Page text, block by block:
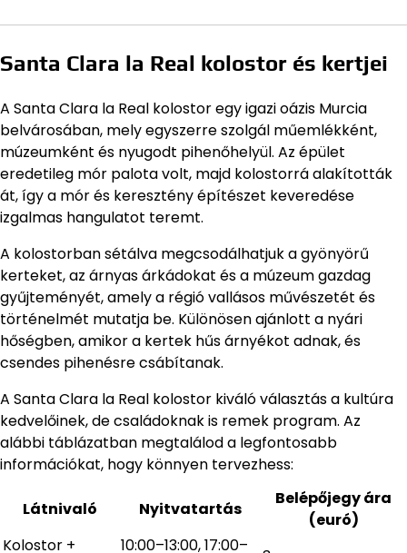
Santa Clara la Real kolostor és kertjei
A Santa Clara la Real kolostor egy igazi oázis Murcia
belvárosában, mely egyszerre szolgál műemlékként,
múzeumként és nyugodt pihenőhelyül. Az épület
eredetileg mór palota volt, majd kolostorrá alakították
át, így a mór és keresztény építészet keveredése
izgalmas hangulatot teremt.
A kolostorban sétálva megcsodálhatjuk a gyönyörű
kerteket, az árnyas árkádokat és a múzeum gazdag
gyűjteményét, amely a régió vallásos művészetét és
történelmét mutatja be. Különösen ajánlott a nyári
hőségben, amikor a kertek hűs árnyékot adnak, és
csendes pihenésre csábítanak.
A Santa Clara la Real kolostor kiváló választás a kultúra
kedvelőinek, de családoknak is remek program. Az
alábbi táblázatban megtalálod a legfontosabb
információkat, hogy könnyen tervezhess:
Látnivaló Nyitvatartás
Belépőjegy ára
(euró)
Kolostor +
10:00–13:00, 17:00–